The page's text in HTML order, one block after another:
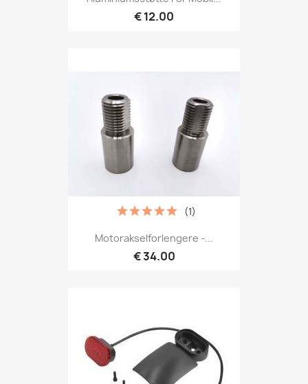
€ 12.00
Motorakselforlengere -...
€ 34.00
(1)